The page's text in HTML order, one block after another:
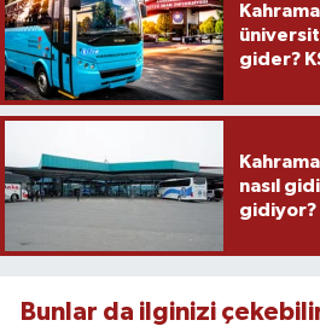
gider?
nasıl
gidiyor?
Bunlar da ilginizi